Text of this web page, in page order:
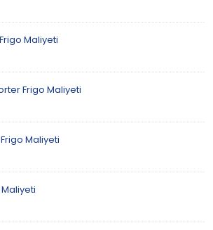
Maliyeti
Frigo Maliyeti
Maliyeti